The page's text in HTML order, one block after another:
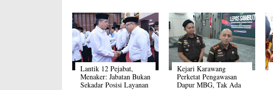
Lantik 12 Pejabat,
Menaker: Jabatan Bukan
Sekadar Posisi Layanan
Kejari Karawang
Perketat Pengawasan
Dapur MBG, Tak Ada